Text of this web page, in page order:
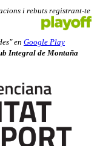
i rebuts registrant-te
en Google Play
Integral de Montaña